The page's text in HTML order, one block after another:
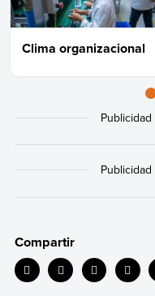
Clima organizacional
Compartir